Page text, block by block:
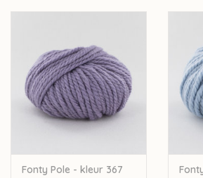
Let op: de kleur op beeld kan afwijken
Fonty Pole - kleur 367